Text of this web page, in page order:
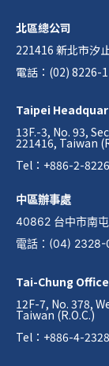
北區總公司
221416 新北市汐
電話：(02) 8226-
Taipei
13F.-3, No. 93,
221416, Taiwan
Tel：+886-2-
中區辦事處
40862 台中市南
電話 ： (04) 2328-
Tai-Chung Office
12F-7, No. 378,
Taiwan (R.O.C.)
Tel：+886-4-